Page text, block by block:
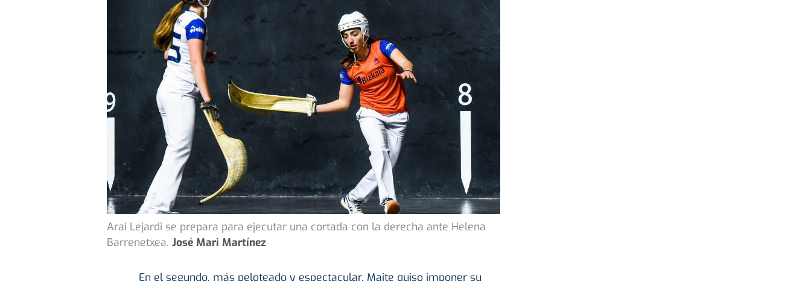
Arai Lejardi se prepara para ejecutar una cortada con la derecha ante Helena
Barrenetxea. José Mari Martínez
En el segundo, más peloteado y espectacular, Maite quiso imponer su